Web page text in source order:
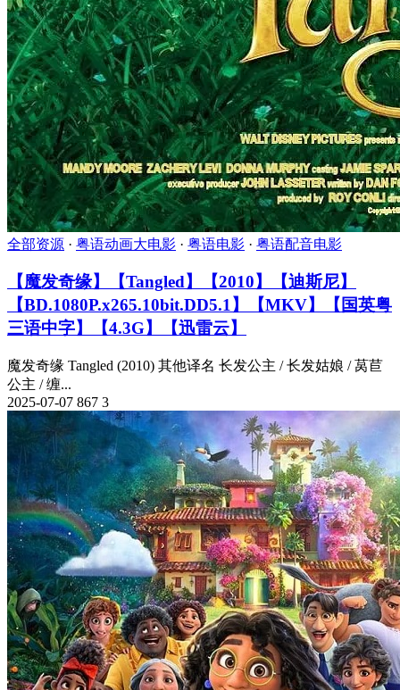
全部资源 · 粤语动画大电影 · 粤语电影 · 粤语配音电影
【魔发奇缘】【Tangled】【2010】【迪斯尼】
【BD.1080P.x265.10bit.DD5.1】【MKV】【国英粤
三语中字】【4.3G】【迅雷云】
魔发奇缘 Tangled (2010) 其他译名 长发公主 / 长发姑娘 / 莴苣
公主 / 缠...
2025-07-07 867 3